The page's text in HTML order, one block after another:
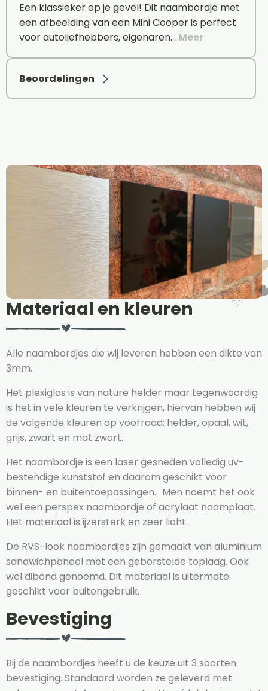
Een klassieker op je gevel! Dit naambordje met
een afbeelding van een Mini Cooper is perfect
voor autoliefhebbers, eigenaren… Meer
Beoordelingen
Materiaal en kleuren
Alle naambordjes die wij leveren hebben een dikte van
3mm.
Het plexiglas is van nature helder maar tegenwoordig
is het in vele kleuren te verkrijgen, hiervan hebben wij
de volgende kleuren op voorraad: helder, opaal, wit,
grijs, zwart en mat zwart.
Het naambordje is een laser gesneden volledig uv-
bestendige kunststof en daarom geschikt voor
binnen- en buitentoepassingen. Men noemt het ook
wel een perspex naambordje of acrylaat naamplaat.
Het materiaal is ijzersterk en zeer licht.
De RVS-look naambordjes zijn gemaakt van aluminium
sandwichpaneel met een geborstelde toplaag. Ook
wel dibond genoemd. Dit materiaal is uitermate
geschikt voor buitengebruik.
Bevestiging
Bij de naambordjes heeft u de keuze uit 3 soorten
bevestiging. Standaard worden ze geleverd met